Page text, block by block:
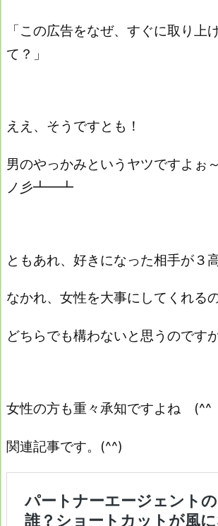
「この広告をなぜ、すぐに取り上
て？」
ええ、そうですとも！
男のやっかみというヤツですよ
ノ彡┻━┻
ともあれ、好きになった相手が３
なかれ、女性を大事にしてくれる
どちらでも構わないと思うのですが
女性の方も重々承知ですよね (^^ゞ
関連記事です。(^^)